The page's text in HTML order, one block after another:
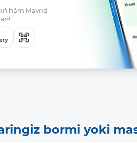
hám Mavrid
bormi yoki